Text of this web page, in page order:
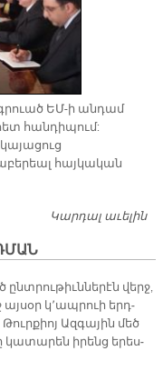
ԵՄ-ի անդամ
հանդիպում:
հայկական
Կարդալ աւելին
ընտ­րու­թիւն­նե­րէն վերջ,
կ՚ապ­րուի երդ­
Ազ­գա­յին մեծ
կա­տա­րեն ի­րենց ե­րես­